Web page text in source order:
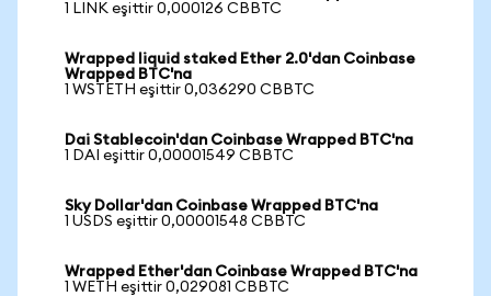
1 LINK eşittir 0,000126 CBBTC
Wrapped liquid staked Ether 2.0'dan Coinbase
Wrapped BTC'na
1 WSTETH eşittir 0,036290 CBBTC
Dai Stablecoin'dan Coinbase Wrapped BTC'na
1 DAI eşittir 0,00001549 CBBTC
Sky Dollar'dan Coinbase Wrapped BTC'na
1 USDS eşittir 0,00001548 CBBTC
Wrapped Ether'dan Coinbase Wrapped BTC'na
1 WETH eşittir 0,029081 CBBTC